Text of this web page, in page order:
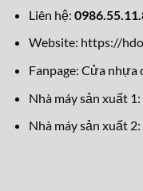
Liên hệ:
Website: https://
Fanpage: Cửa nhựa
Nhà máy sản xuất 1:
Nhà máy sản xuất 2: